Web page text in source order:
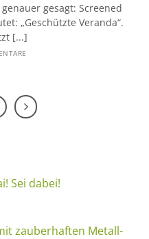
Sei dabei!
zauberhaften Metall-
gesagt: Screened
„Geschützte Veranda“.
[...]